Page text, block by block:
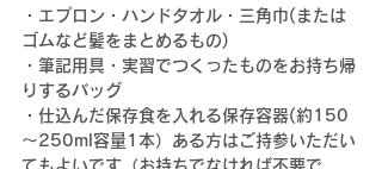
・エプロン・ハンドタオル・三角巾(または
ゴムなど髪をまとめるもの)
・筆記用具・ 実習でつくったものをお持ち帰
りするバッグ
・仕込んだ保存食を入れる保存容器(約150
～250ml容量1本）ある方はご持参いただい
てもよいです（お持ちでなければ不要で